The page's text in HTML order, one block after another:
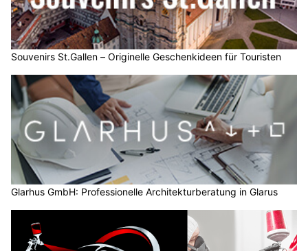
Souvenirs St.Gallen – Originelle Geschenkideen für Touristen
Glarhus GmbH: Professionelle Architekturberatung in Glarus